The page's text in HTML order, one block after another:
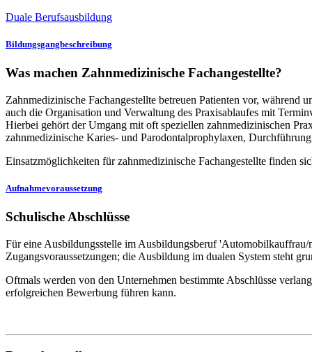
Duale Berufsausbildung
Bildungsgangbeschreibung
Was machen Zahnmedizinische Fachangestellte?
Zahnmedizinische Fachangestellte betreuen Patienten vor, während
auch die Organisation und Verwaltung des Praxisablaufes mit
Hierbei gehört der Umgang mit oft speziellen zahnmedizinischen
zahnmedizinische Karies- und Parodontalprophylaxen,
Einsatzmöglichkeiten für zahnmedizinische Fachangestellte finden
Aufnahmevoraussetzung
Schulische Abschlüsse
Für eine Ausbildungsstelle im Ausbildungsberuf
Zugangsvoraussetzungen; die Ausbildung im dualen System steht
Oftmals werden von den Unternehmen bestimmte Abschlüsse
erfolgreichen Bewerbung führen kann.